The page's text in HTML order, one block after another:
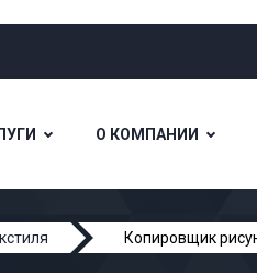
О КОМПАНИИ
Копировщик